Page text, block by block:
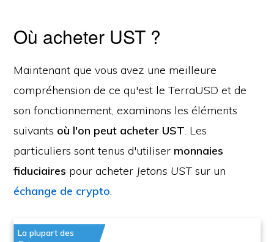
Où acheter UST ?
Maintenant que vous avez une meilleure
compréhension de ce qu'est le TerraUSD et de
son fonctionnement, examinons les éléments
suivants où l'on peut acheter UST. Les
particuliers sont tenus d'utiliser monnaies
fiduciaires pour acheter Jetons USTsur un
échange de crypto.
La plupart des